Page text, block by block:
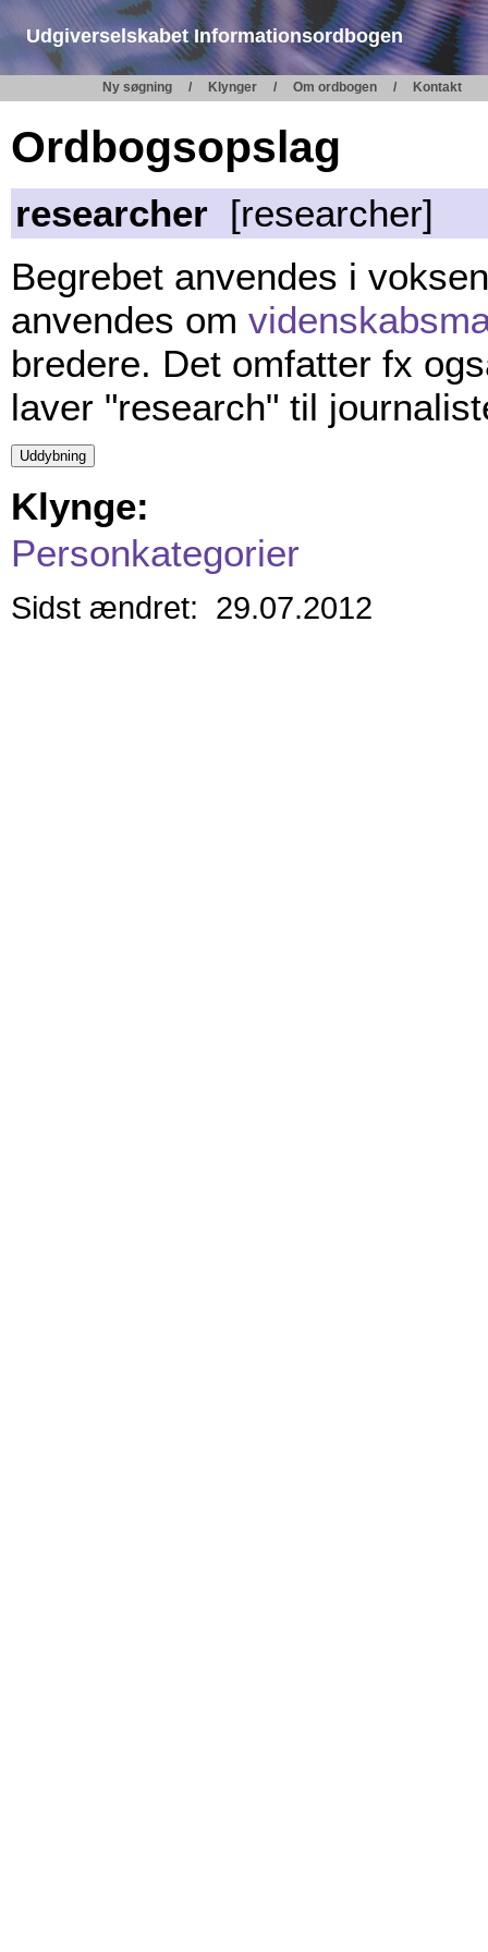
Udgiverselskabet Informationsordbogen
Ny søgning Klynger Om ordbogen Kontakt
Ordbogsopslag
researcher [researcher]
Begrebet anvendes i
anvendes om
bredere. Det omfatter fx
laver "research" til
Klynge:
Personkategorier
Sidst ændret: 29.07.2012